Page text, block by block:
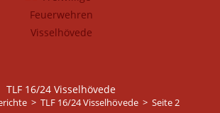
TLF 16/24 Visselhövede
> TLF 16/24 Visselhövede > Seite 2